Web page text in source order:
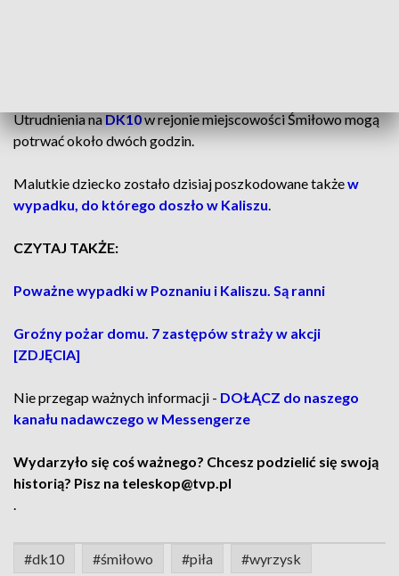
Utrudnienia na DK10w rejonie miejscowości Śmiłowo mogą
potrwać około dwóch godzin.
Malutkie dziecko zostało dzisiaj poszkodowane takżew
wypadku, do którego doszło w Kaliszu.
CZYTAJ TAKŻE:
Poważne wypadki w Poznaniu i Kaliszu. Są ranni
Groźny pożar domu. 7 zastępów straży w akcji
[ZDJĘCIA]
Nie przegap ważnych informacji - DOŁĄCZ do naszego
kanału nadawczego w Messengerze
Wydarzyło się coś ważnego? Chcesz podzielić się swoją
historią? Pisz na teleskop@tvp.pl
.
#dk10 #śmiłowo #piła #wyrzysk